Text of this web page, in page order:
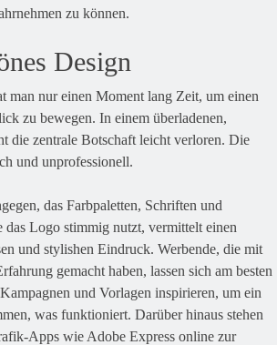
zu können.
Design
man nur einen Moment lang Zeit, um einen
zu bewegen. In einem überladenen,
die zentrale Botschaft leicht verloren. Die
und unprofessionell.
das Farbpaletten, Schriften und
das Logo stimmig nutzt, vermittelt einen
und stylishen Eindruck. Werbende, die mit
gemacht haben, lassen sich am besten
und Vorlagen inspirieren, um ein
was funktioniert. Darüber hinaus stehen
Apps wie Adobe Express online zur